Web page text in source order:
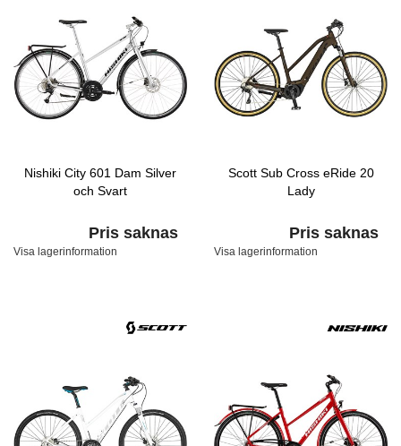
Nishiki City 601 Dam Silver
och Svart
Pris saknas
Visa lagerinformation
Scott Sub Cross eRide 20
Lady
Pris saknas
Visa lagerinformation